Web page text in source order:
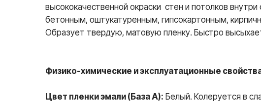
высококачественной окраски стен и потолков
бетонным, оштукатуренным, гипсокартонным,
Образует твердую, матовую пленку. Быстро
Физико-химические и эксплуатационные
Цвет пленки эмали (База А): Белый. Колеруется в